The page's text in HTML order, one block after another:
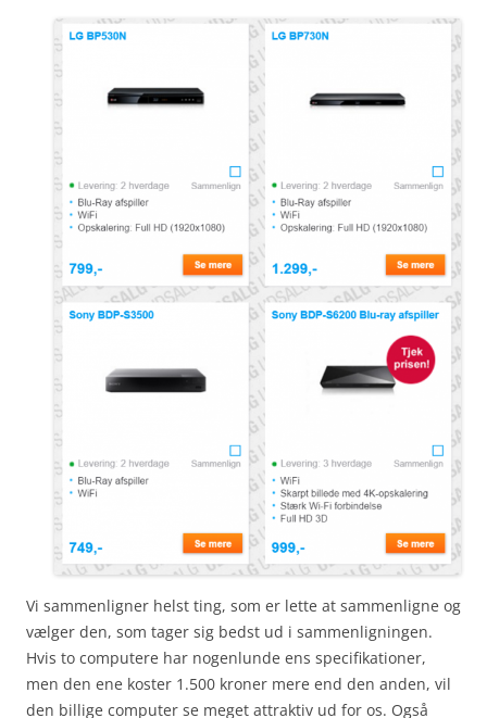
Vi sammenligner helst ting, som er lette at sammenligne og
vælger den, som tager sig bedst ud i sammenligningen.
Hvis to computere har nogenlunde ens specifikationer,
men den ene koster 1.500 kroner mere end den anden, vil
den billige computer se meget attraktiv ud for os. Også